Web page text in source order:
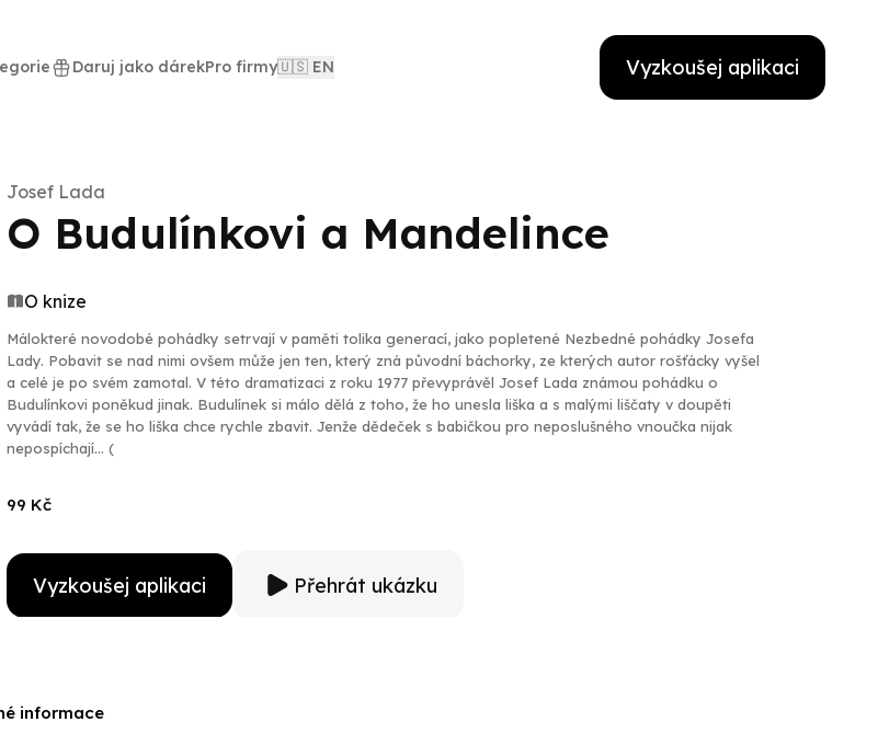
Daruj jako dárekPro firmy🇺🇸 EN Vyzkoušej aplikaci
Josef Lada
O Budulínkovi a Mandelince
O knize
Málokteré novodobé pohádky setrvají v paměti tolika generací, jako popletené Nezbedné pohádky Josefa
Lady. Pobavit se nad nimi ovšem může jen ten, který zná původní báchorky, ze kterých autor rošťácky vyšel
a celé je po svém zamotal. V této dramatizaci z roku 1977 převyprávěl Josef Lada známou pohádku o
Budulínkovi poněkud jinak. Budulínek si málo dělá z toho, že ho unesla liška a s malými liščaty v doupěti
vyvádí tak, že se ho liška chce rychle zbavit. Jenže dědeček s babičkou pro neposlušného vnoučka nijak
nepospíchají... (
99 Kč
Vyzkoušej aplikaci Přehrát ukázku
informace